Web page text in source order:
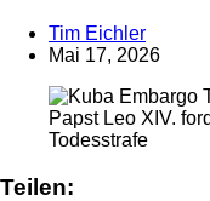
Tim Eichler
Mai 17, 2026
Papst Leo XIV.
Todesstrafe
Teilen: